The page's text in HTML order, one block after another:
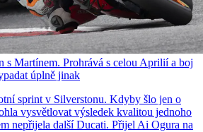
s Martínem. Prohrává s celou Aprilií a boj
úplně jinak
sprint v Silverstonu. Kdyby šlo jen o
vysvětlovat výsledek kvalitou jednoho
nepřijela další Ducati. Přijel Ai Ogura na